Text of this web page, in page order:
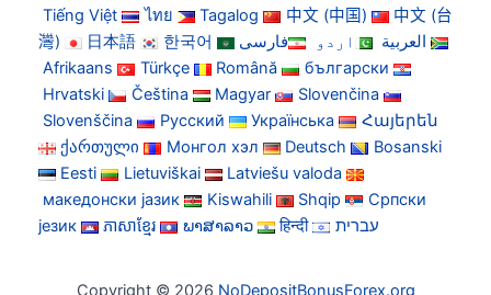
Tiếng Việt
ไทย Tagalog 中文 (中国)
中文 (台
灣)
日本語 한국어 العربية اردو
فارسی
Afrikaans
Türkçe Română
български
Hrvatski
Čeština Magyar
Slovenčina
Slovenščina
Русский Українська
Հայերեն
ქართული
Монгол хэл Deutsch
Bosanski
Eesti
Lietuviškai
Latviešu valoda
македонски јазик
Kiswahili Shqip
Српски
језик
ភាសាខ្មែរ ພາສາລາວ हिन्दी עברית
Copyright © 2026 NoDepositBonusForex.org